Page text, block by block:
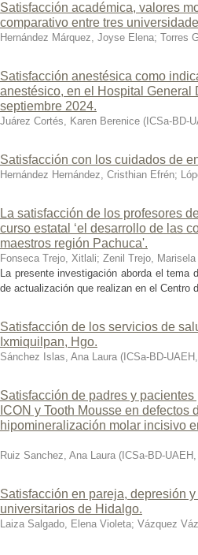
Satisfacción académica, valores
comparativo entre tres
Hernández Márquez, Joyse Elena; Torres
Satisfacción anestésica como
anestésico, en el Hospital
septiembre 2024.
Juárez Cortés, Karen Berenice ( ICSa-BD-
Satisfacción con los cuidados de
Hernández Hernández, Cristhian Efrén;
La satisfacción de los profesores
curso estatal ‘el desarrollo de las
maestros región Pachuca'.
Fonseca Trejo, Xitlali; Zenil Trejo, Marisela
La presente investigación aborda el
de actualización que realizan en el
Satisfacción de los servicios de
Ixmiquilpan, Hgo.
Sánchez Islas, Ana Laura ( ICSa-BD-UAEH ,
Satisfacción de padres y
ICON y Tooth Mousse en
hipomineralización molar incisivo
Ruiz Sanchez, Ana Laura ( ICSa-BD-UAEH ,
Satisfacción en pareja, depresión
universitarios de Hidalgo.
Laiza Salgado, Elena Violeta; Vázquez